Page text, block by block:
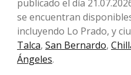
publicado el día
se encuentran
incluyendo Lo Prado, y
Talca, San Bernardo,
Ángeles.